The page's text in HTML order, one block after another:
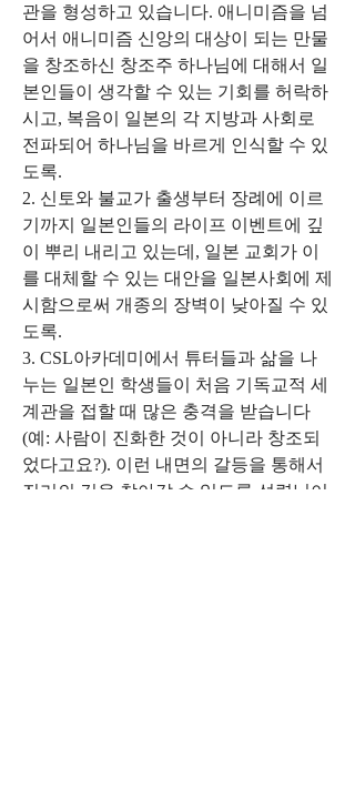
관을 형성하고 있습니다. 애니미즘을 넘
어서 애니미즘 신앙의 대상이 되는 만물
을 창조하신 창조주 하나님에 대해서 일
본인들이 생각할 수 있는 기회를 허락하
시고, 복음이 일본의 각 지방과 사회로
전파되어 하나님을 바르게 인식할 수 있
도록.
2. 신토와 불교가 출생부터 장례에 이르
기까지 일본인들의 라이프 이벤트에 깊
이 뿌리 내리고 있는데, 일본 교회가 이
를 대체할 수 있는 대안을 일본사회에 제
시함으로써 개종의 장벽이 낮아질 수 있
도록.
3. CSL아카데미에서 튜터들과 삶을 나
누는 일본인 학생들이 처음 기독교적 세
계관을 접할 때 많은 충격을 받습니다
(예: 사람이 진화한 것이 아니라 창조되
었다고요?). 이런 내면의 갈등을 통해서
진리의 길을 찾아갈 수 있도록 성령님이